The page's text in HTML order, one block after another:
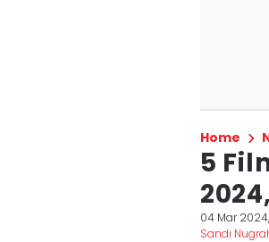
Home
5
04 Mar
Sandi